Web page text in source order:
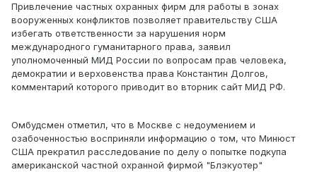
Привлечение частных охранных фирм для работы в зонах
вооруженных конфликтов позволяет правительству США
избегать ответственности за нарушения норм
международного гуманитарного права, заявил
уполномоченный МИД России по вопросам прав человека,
демократии и верховенства права Константин Долгов,
комментарий которого приводит во вторник сайт МИД РФ.
Омбудсмен отметил, что в Москве с недоумением и
озабоченностью восприняли информацию о том, что Минюст
США прекратил расследование по делу о попытке подкупа
американской частной охранной фирмой "Блэкуотер"